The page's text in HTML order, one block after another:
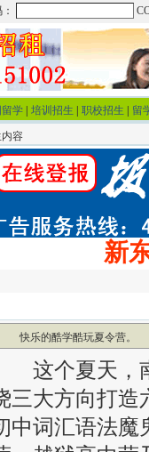
学 培训招生 职校招生 留
容
新
快乐的酷学酷玩夏令营。
这个夏天，南
三大方向打造
中词汇语法魔